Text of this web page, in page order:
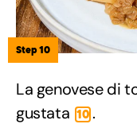
Step 10
La genovese di
gustata 10 .